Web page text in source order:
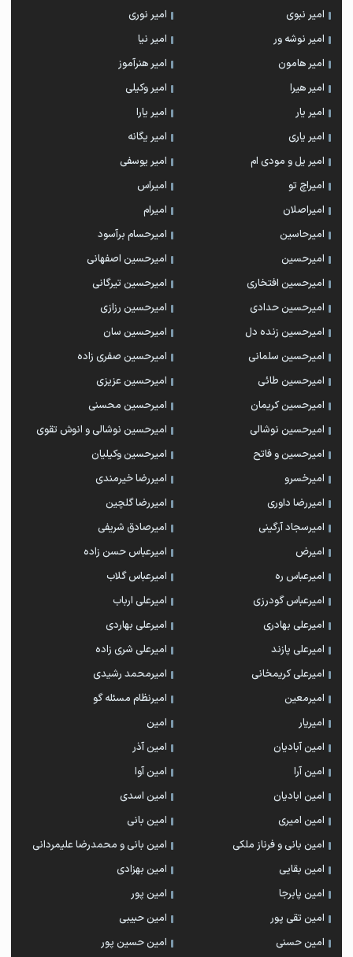
امیر نبوی
امیر نوری
امیر نوشه ور
امیر نیا
امیر هامون
امیر هنرآموز
امیر هیرا
امیر وکیلی
امیر یار
امیر یارا
امیر یاری
امیر یگانه
امیر یل و مودی ام
امیر یوسفی
امیراچ تو
امیراس
امیراصلان
امیرام
امیرحاسین
امیرحسام برآسود
امیرحسین
امیرحسین اصفهانی
امیرحسین افتخاری
امیرحسین تیرگانی
امیرحسین حدادی
امیرحسین رزازی
امیرحسین زنده دل
امیرحسین سان
امیرحسین سلمانی
امیرحسین صفری زاده
امیرحسین طائی
امیرحسین عزیزی
امیرحسین کریمان
امیرحسین محسنی
امیرحسین نوشالی
امیرحسین نوشالی و انوش تقوی
امیرحسین و فاتح
امیرحسین وکیلیان
امیرخسرو
امیررضا خیرمندی
امیررضا داوری
امیررضا گلچین
امیرسجاد آرگینی
امیرصادق شریفی
امیرض
امیرعباس حسن زاده
امیرعباس ره
امیرعباس گلاب
امیرعباس گودرزی
امیرعلی ارباب
امیرعلی بهادری
امیرعلی بهاردی
امیرعلی پازند
امیرعلی شری زاده
امیرعلی کریمخانی
امیرمحمد رشیدی
امیرمعین
امیرنظام مسئله گو
امیریار
امین
امین آبادیان
امین آذر
امین آرا
امین آوا
امین ابادیان
امین اسدی
امین امیری
امین بانی
امین بانی و فرناز ملکی
امین بانی و محمدرضا علیمردانی
امین بقایی
امین بهزادی
امین پابرجا
امین پور
امین تقی پور
امین حبیبی
امین حسنی
امین حسین پور